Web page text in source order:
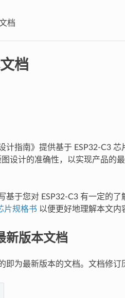
档
档
设计指南》提供基于 ESP32-C3
图设计的准确性，以实现产品的
基于您对 ESP32-C3 有一定的
片规格书 以便更好地理解本文内
新版本文档
即为最新版本的文档。文档修订